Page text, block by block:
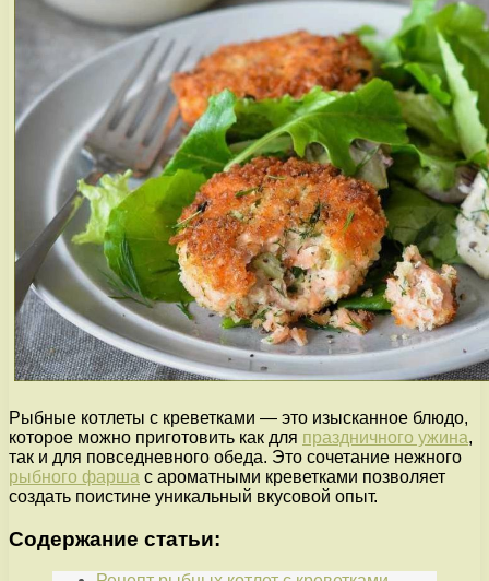
Рыбные котлеты с креветками — это изысканное блюдо,
которое можно приготовить как для праздничного ужина,
так и для повседневного обеда. Это сочетание нежного
рыбного фарша с ароматными креветками позволяет
создать поистине уникальный вкусовой опыт.
Содержание статьи: